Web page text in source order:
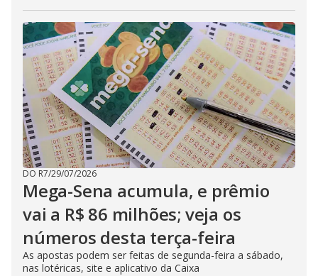
DO R7/29/07/2026
Mega-Sena acumula, e prêmio
vai a R$ 86 milhões; veja os
números desta terça-feira
As apostas podem ser feitas de segunda-feira a sábado,
nas lotéricas, site e aplicativo da Caixa